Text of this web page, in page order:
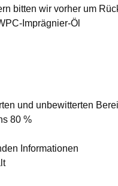
bitten wir vorher um
Imprägnier-Öl
und unbewitterten
80 %
Informationen